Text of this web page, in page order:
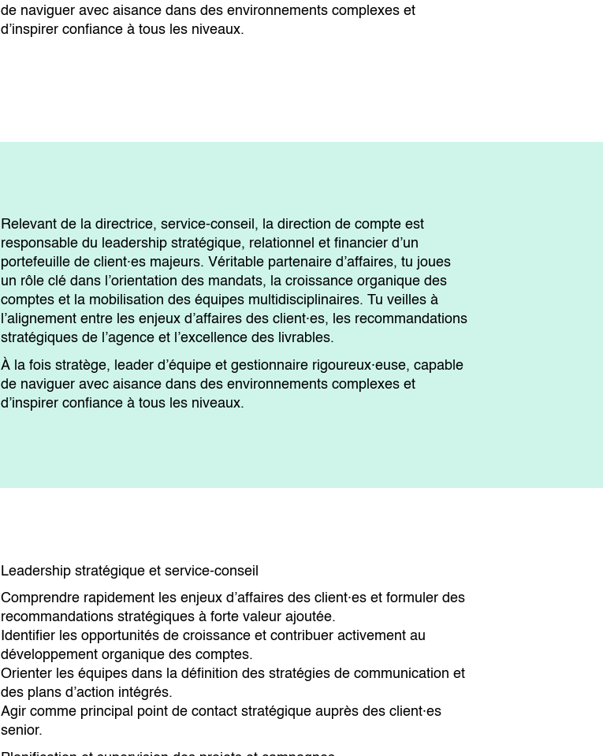
de naviguer avec aisance dans des environnements complexes et
d’inspirer confiance à tous les niveaux.
Relevant de la directrice, service-conseil, la direction de compte est
responsable du leadership stratégique, relationnel et financier d’un
portefeuille de client·es majeurs. Véritable partenaire d’affaires, tu joues
un rôle clé dans l’orientation des mandats, la croissance organique des
comptes et la mobilisation des équipes multidisciplinaires. Tu veilles à
l’alignement entre les enjeux d’affaires des client·es, les recommandations
stratégiques de l’agence et l’excellence des livrables.
À la fois stratège, leader d’équipe et gestionnaire rigoureux·euse, capable
de naviguer avec aisance dans des environnements complexes et
d’inspirer confiance à tous les niveaux.
Leadership stratégique et service-conseil
Comprendre rapidement les enjeux d’affaires des client·es et formuler des
recommandations stratégiques à forte valeur ajoutée.
Identifier les opportunités de croissance et contribuer activement au
développement organique des comptes.
Orienter les équipes dans la définition des stratégies de communication et
des plans d’action intégrés.
Agir comme principal point de contact stratégique auprès des client·es
senior.